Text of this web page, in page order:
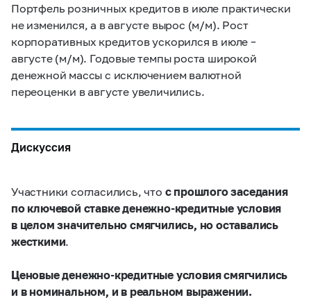
Портфель розничных кредитов в июле практически
не изменился, а в августе вырос (м/м). Рост
корпоративных кредитов ускорился в июле –
августе (м/м). Годовые темпы роста широкой
денежной массы с исключением валютной
переоценки в августе увеличились.
Дискуссия
Участники согласились, что с прошлого заседания
по ключевой ставке денежно-кредитные условия
в целом значительно смягчились, но оставались
жесткими.
Ценовые денежно-кредитные условия смягчились
и в номинальном, и в реальном выражении.